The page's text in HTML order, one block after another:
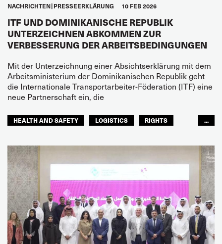
NACHRICHTEN PRESSEERKLÄRUNG 10 FEB 2026
ITF UND DOMINIKANISCHE REPUBLIK
UNTERZEICHNEN ABKOMMEN ZUR
VERBESSERUNG DER ARBEITSBEDINGUNGEN
Mit der Unterzeichnung einer Absichtserklärung mit dem
Arbeitsministerium der Dominikanischen Republik geht
die Internationale Transportarbeiter-Föderation (ITF) eine
neue Partnerschaft ein, die
HEALTH AND SAFETY LOGISTICS
RIGHTS
LATEINAMERIKA
...